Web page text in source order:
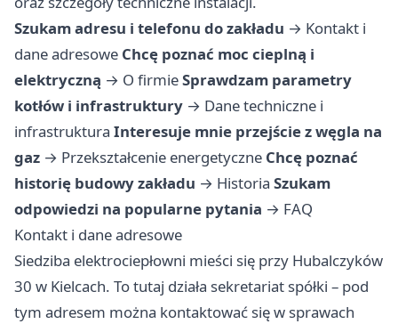
Szukam adresu i telefonu do zakładu → Kontakt i
dane adresowe Chcę poznać moc cieplną i
elektryczną → O firmieSprawdzam parametry
kotłów i infrastruktury → Dane techniczne i
infrastruktura Interesuje mnie przejście z węgla na
gaz → Przekształcenie energetyczne Chcę poznać
historię budowy zakładu → Historia Szukam
odpowiedzi na popularne pytania → FAQ
Kontakt i dane adresowe
Siedziba elektrociepłowni mieści się przy Hubalczyków
30 w Kielcach. To tutaj działa sekretariat spółki – pod
tym adresem można kontaktować się w sprawach